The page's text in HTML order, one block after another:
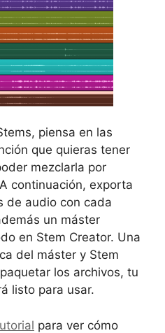
piensa en las
que quieras tener
mezclarla por
continuación, exporta
de audio con cada
un máster
en Stem Creator. Una
del máster y Stem
los archivos, tu
listo para usar.
para ver cómo